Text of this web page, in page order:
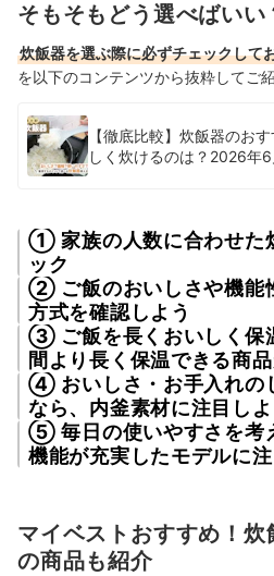
そもそもどう選べばい
炊飯器を選ぶ際に必ずチェックして
を以下のコンテンツから抜粋してご紹
【徹底比較】炊飯器のお
しく炊けるのは？2026年6
① 家族の人数に合わせた
ック
② ご飯のおいしさや機能
方式を確認しよう
③ ご飯を長くおいしく保
間より長く保温できる商
④ おいしさ・お手入れの
なら、内釜素材に注目しよ
⑤ 毎日の使いやすさを考
機能が充実したモデルに注
マイベストおすすめ！
の商品も紹介